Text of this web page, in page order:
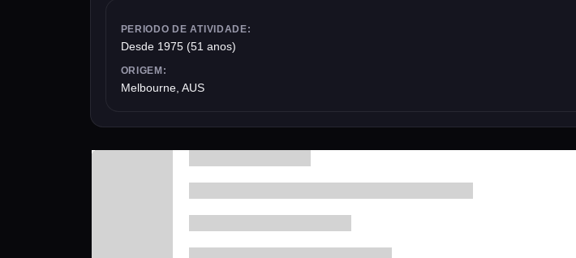
PERIODO DE ATIVIDADE:
Desde 1975 (51 anos)
ORIGEM:
Melbourne, AUS